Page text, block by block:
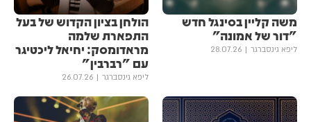
משה קליין בסינגל חדש
"דור של אמונה"
ליפא גינסברגר 28.07.26
הולחן בציון הקדוש של בעל
התפארת שלמה
מראדומסק: יחיאל ליכטיגר
עם "רברבין"
ליפא גינסברגר 26.07.26